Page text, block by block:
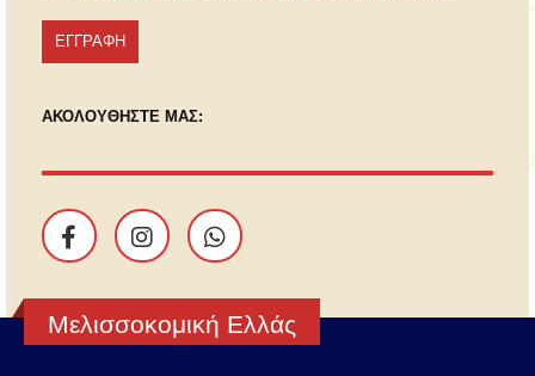
ΑΚΟΛΟΥΘΗΣΤΕ ΜΑΣ:
Μελισσοκομική Ελλάς